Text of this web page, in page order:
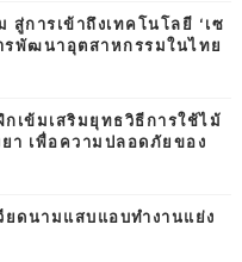
สู่การเข้าถึงเทคโนโลยี ‘เซ
รพัฒนาอุตสาหกรรมในไทย
เข้มเสริมยุทธวิธีการใช้ไม้
า เพื่อความปลอดภัยของ
ยดนามแสบแอบทำงานแย่ง